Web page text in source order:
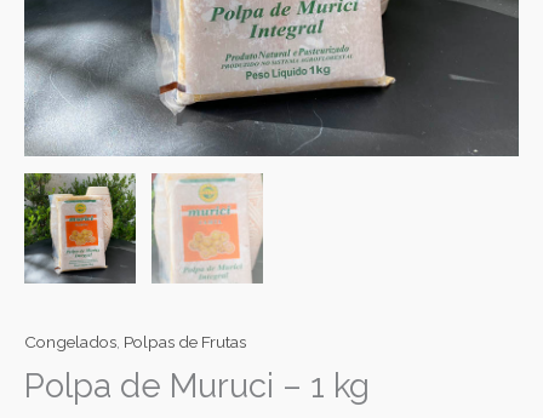
Congelados Polpas de Frutas
Polpa de Muruci – 1 kg